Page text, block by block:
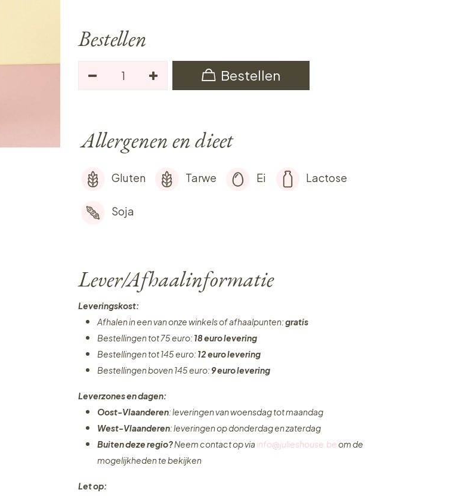
Bestellen
Bestellen
Allergenen en dieet
Gluten Tarwe Ei Lactose
Soja
Lever/Afhaalinformatie
Leveringskost:
Afhalen in een van onze winkels of afhaalpunten:gratis
Bestellingen tot 75 euro: 18 euro levering
Bestellingen tot 145 euro: 12 euro levering
Bestellingen boven 145 euro: 9 euro levering
Leverzones en dagen:
Oost-Vlaanderen: leveringen van woensdag tot maandag
West-Vlaanderen: leveringen op donderdag en zaterdag
Buiten deze regio?Neem contact op via info@julieshouse.beom de
mogelijkheden te bekijken
Let op: